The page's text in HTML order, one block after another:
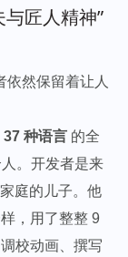
匠人精神”
依然保留着让人
37 种语言 的全
。开发者是来
庭的儿子。他
，用了整整 9
校动画、撰写